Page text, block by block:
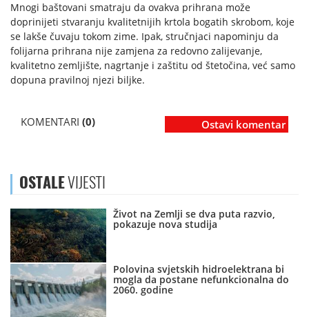
Mnogi baštovani smatraju da ovakva prihrana može
doprinijeti stvaranju kvalitetnijih krtola bogatih skrobom, koje
se lakše čuvaju tokom zime. Ipak, stručnjaci napominju da
folijarna prihrana nije zamjena za redovno zalijevanje,
kvalitetno zemljište, nagrtanje i zaštitu od štetočina, već samo
dopuna pravilnoj njezi biljke.
KOMENTARI (0) Ostavi komentar
OSTALEVIJESTI
Život na Zemlji se dva puta razvio,
pokazuje nova studija
Polovina svjetskih hidroelektrana bi
mogla da postane nefunkcionalna do
2060. godine